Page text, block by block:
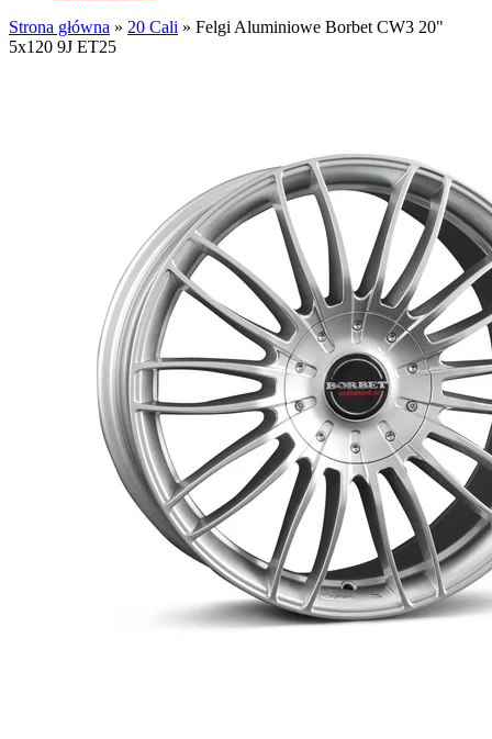
Strona główna » 20 Cali » Felgi Aluminiowe Borbet CW3 20"
5x120 9J ET25